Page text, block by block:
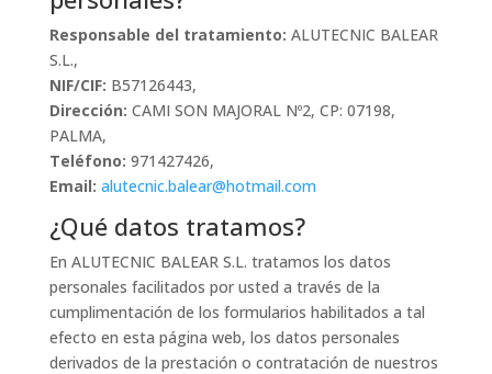
Responsable del tratamiento: ALUTECNIC BALEAR
S.L.,
NIF/CIF: B57126443,
Dirección: CAMI SON MAJORAL Nº2, CP: 07198,
PALMA,
Teléfono: 971427426,
Email: alutecnic.balear@hotmail.com
¿Qué datos tratamos?
En ALUTECNIC BALEAR S.L. tratamos los datos
personales facilitados por usted a través de la
cumplimentación de los formularios habilitados a tal
efecto en esta página web, los datos personales
derivados de la prestación o contratación de nuestros